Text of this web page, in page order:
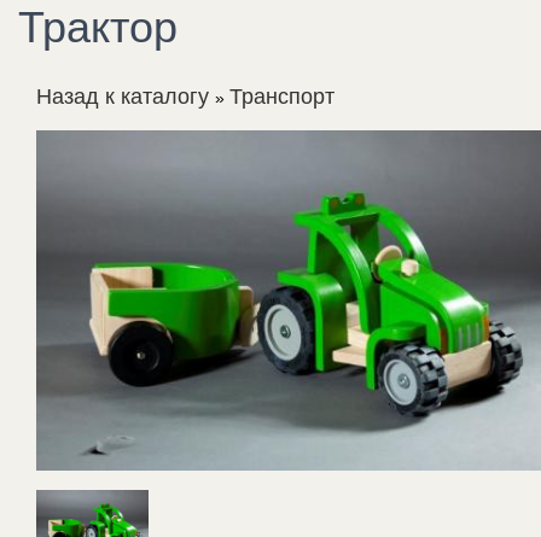
Трактор
Назад к каталогу Транспорт